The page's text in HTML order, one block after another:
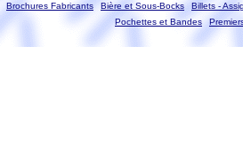
Brochures Fabricants Bière et Sous-Bocks
Billets -
Pochettes et Bandes